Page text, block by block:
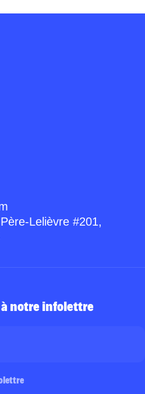
Lelièvre #201,
à notre infolettre